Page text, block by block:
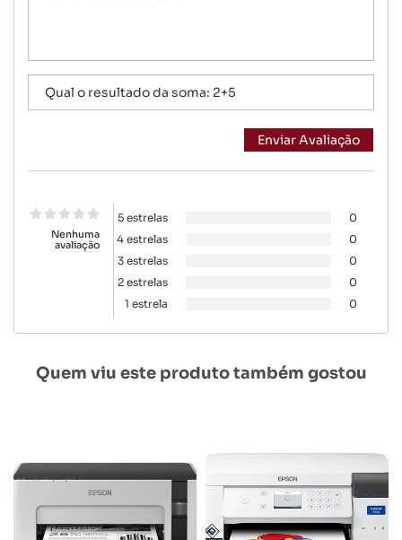
Nenhuma
avaliação
5 estrelas
0
4 estrelas
0
3 estrelas
0
2 estrelas
0
1 estrela
0
Quem viu este produto também gostou